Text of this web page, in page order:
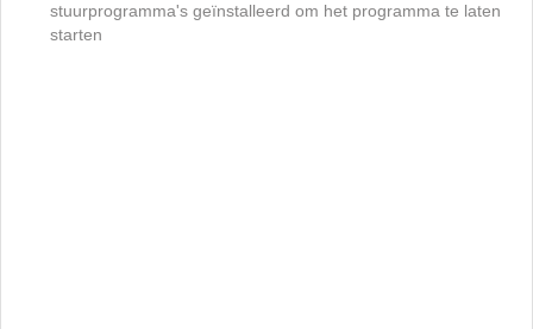
stuurprogramma's geïnstalleerd om het programma te laten
starten